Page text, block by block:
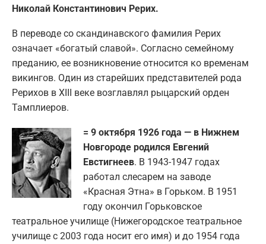
Николай Константинович Рерих.
В переводе со скандинавского фамилия Рерих
означает «богатый славой». Согласно семейному
преданию, ее возникновение относится ко временам
викингов. Один из старейших представителей рода
Рерихов в XIII веке возглавлял рыцарский орден
Тамплиеров.
= 9 октября 1926 года — в Нижнем
Новгороде родился Евгений
Евстигнеев. В 1943-1947 годах
работал слесарем на заводе
«Красная Этна» в Горьком. В 1951
году окончил Горьковское
театральное училище (Нижегородское театральное
училище с 2003 года носит его имя) и до 1954 года